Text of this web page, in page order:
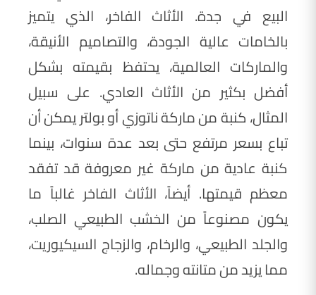
البيع في جدة. الأثاث الفاخر، الذي يتميز
بالخامات عالية الجودة، والتصاميم الأنيقة،
والماركات العالمية، يحتفظ بقيمته بشكل
أفضل بكثير من الأثاث العادي. على سبيل
المثال، كنبة من ماركة ناتوزي أو بولتر يمكن أن
تباع بسعر مرتفع حتى بعد عدة سنوات، بينما
كنبة عادية من ماركة غير معروفة قد تفقد
معظم قيمتها. أيضاً، الأثاث الفاخر غالباً ما
يكون مصنوعاً من الخشب الطبيعي الصلب،
والجلد الطبيعي، والرخام، والزجاج السيكيوريت،
مما يزيد من متانته وجماله.